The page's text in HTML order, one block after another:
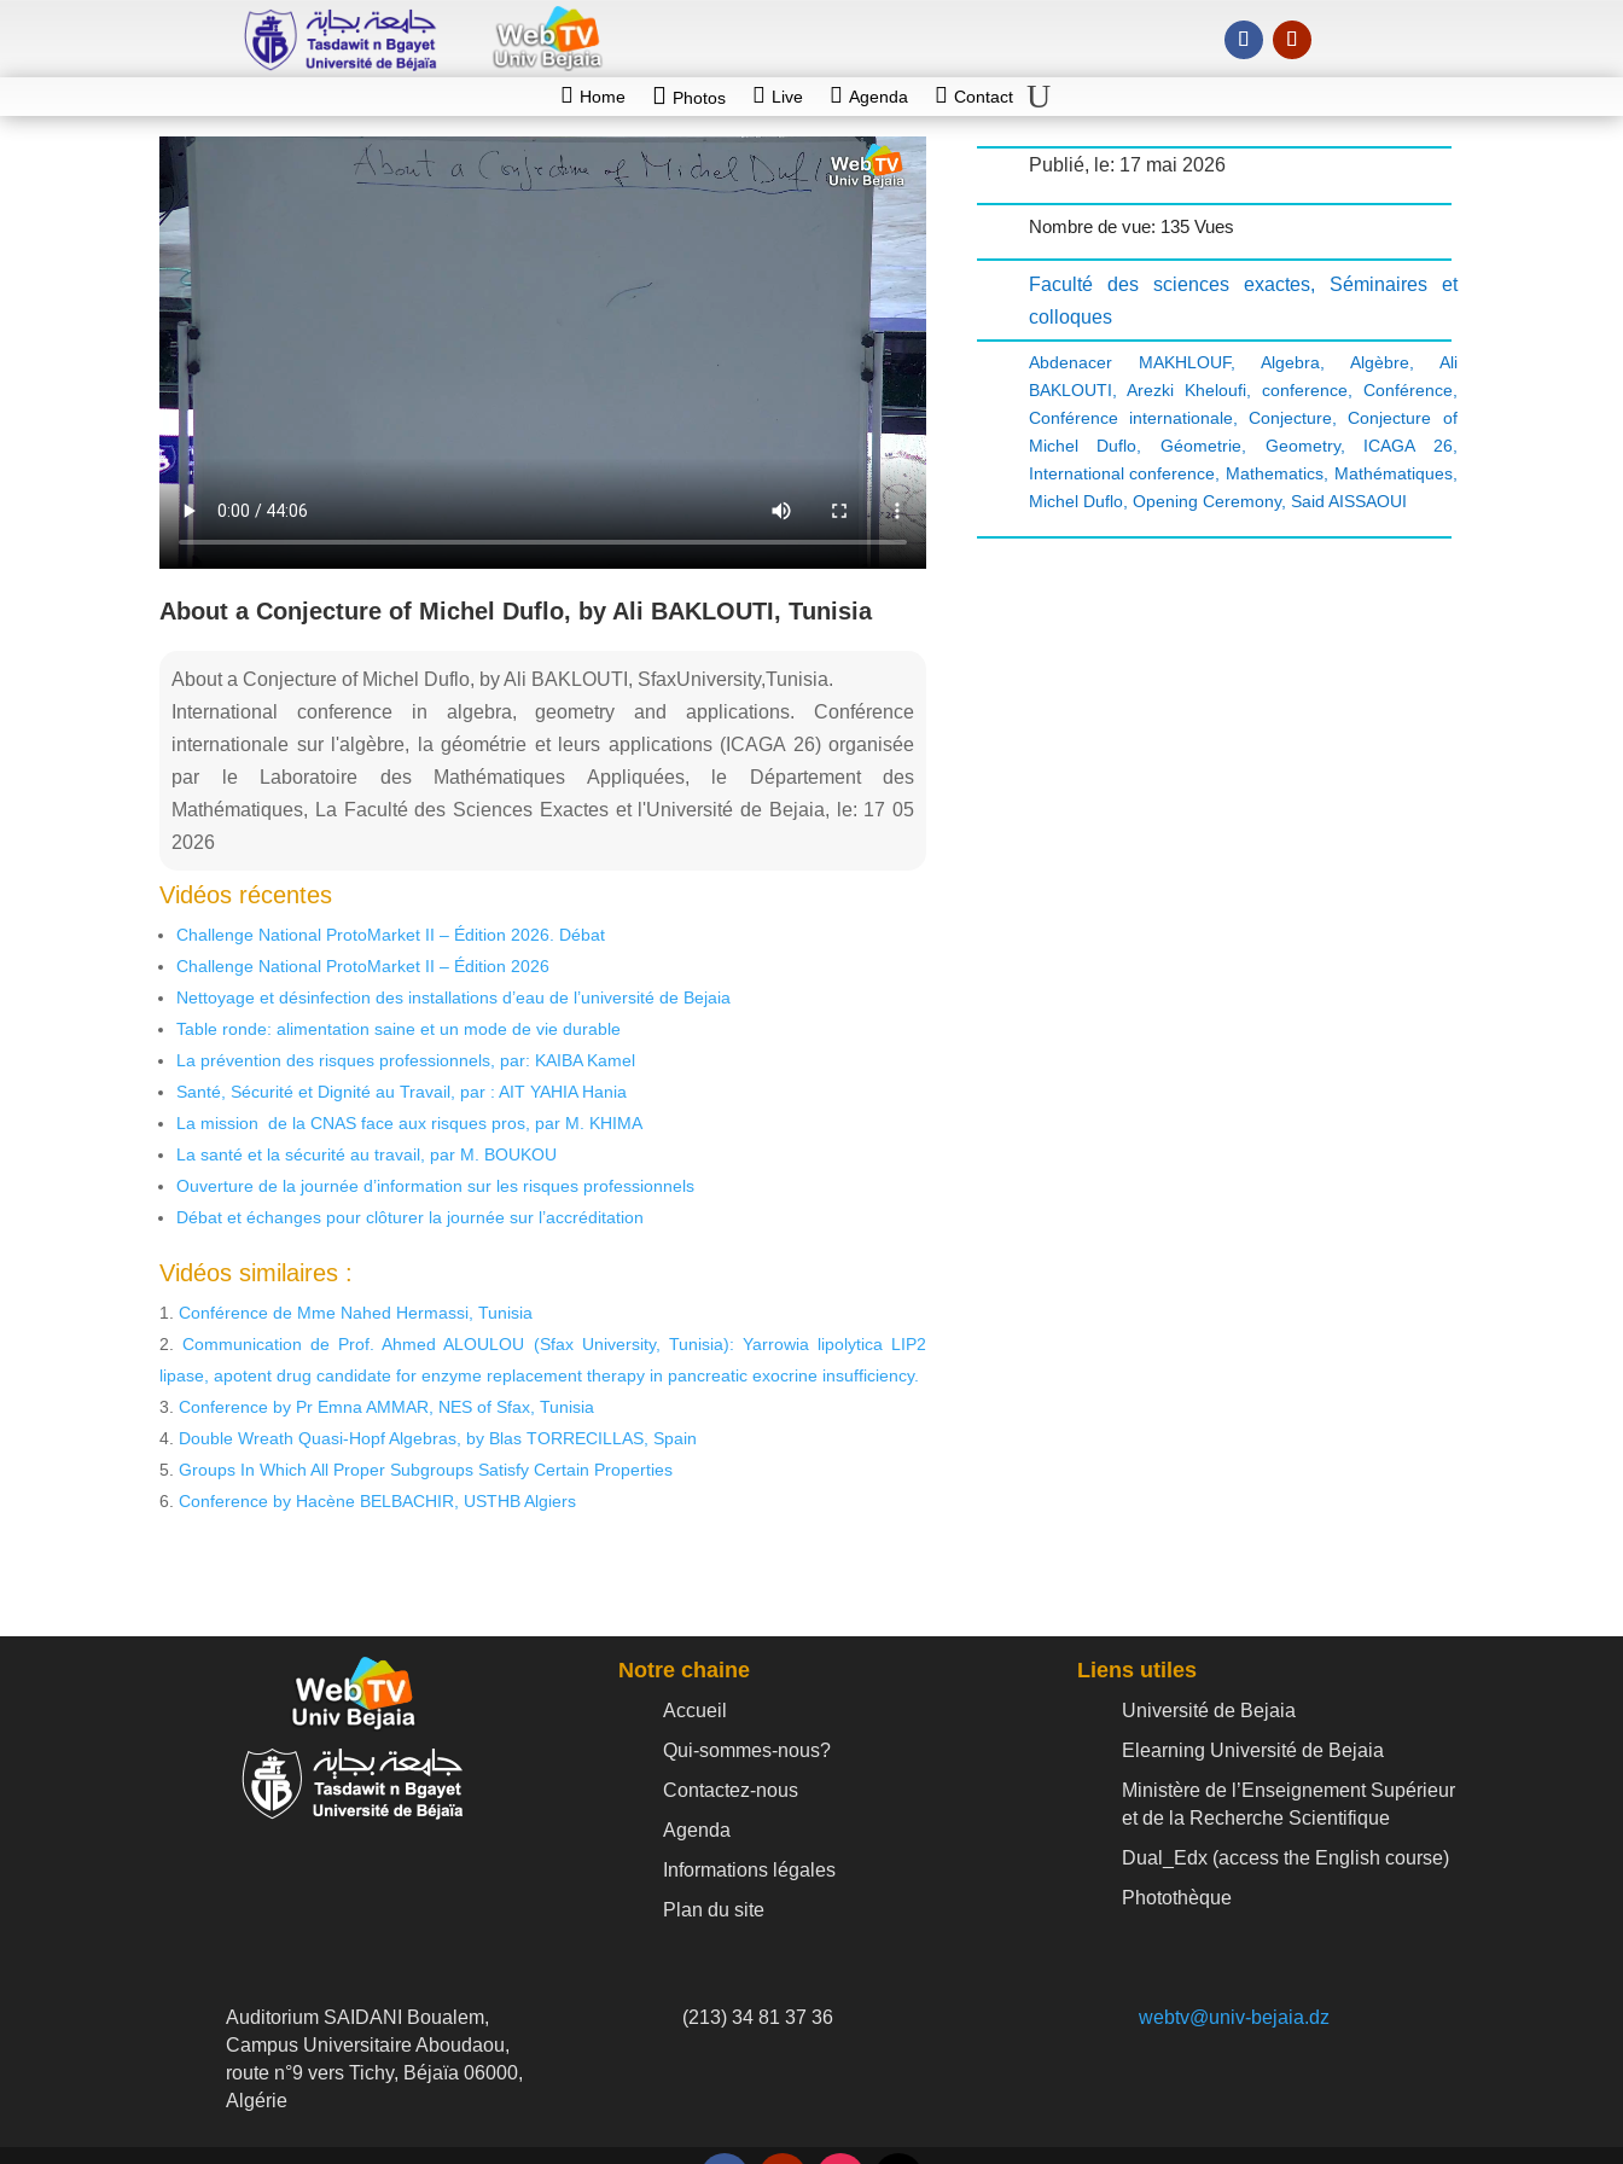
Home Photos Live Agenda Contact
About a Conjecture of Michel Duflo, by Ali BAKLOUTI, Tunisia
About a Conjecture of Michel Duflo, by Ali BAKLOUTI, SfaxUniversity,Tunisia.
International conference in algebra, geometry and applications. Conférence
internationale sur l'algèbre, la géométrie et leurs applications (ICAGA 26) organisée
par le Laboratoire des Mathématiques Appliquées, le Département des
Mathématiques, La Faculté des Sciences Exactes et l'Université de Bejaia, le: 17 05
2026
Vidéos récentes
Challenge National ProtoMarket II – Édition 2026. Débat
Challenge National ProtoMarket II – Édition 2026
Nettoyage et désinfection des installations d’eau de l’université de Bejaia
Table ronde: alimentation saine et un mode de vie durable
La prévention des risques professionnels, par: KAIBA Kamel
Santé, Sécurité et Dignité au Travail, par : AIT YAHIA Hania
La mission de la CNAS face aux risques pros, par M. KHIMA
La santé et la sécurité au travail, par M. BOUKOU
Ouverture de la journée d’information sur les risques professionnels
Débat et échanges pour clôturer la journée sur l’accréditation
Vidéos similaires :
Conférence de Mme Nahed Hermassi, Tunisia
Communication de Prof. Ahmed ALOULOU (Sfax University, Tunisia): Yarrowia lipolytica LIP2
lipase, apotent drug candidate for enzyme replacement therapy in pancreatic exocrine insufficiency.
Conference by Pr Emna AMMAR, NES of Sfax, Tunisia
Double Wreath Quasi-Hopf Algebras, by Blas TORRECILLAS, Spain
Groups In Which All Proper Subgroups Satisfy Certain Properties
Conference by Hacène BELBACHIR, USTHB Algiers
Publié, le: 17 mai 2026
Nombre de vue: 135 Vues
Faculté des sciences exactes, Séminaires et
colloques
Abdenacer MAKHLOUF, Algebra, Algèbre, Ali
BAKLOUTI, Arezki Kheloufi, conference, Conférence,
Conférence internationale,Conjecture,Conjecture of
Michel Duflo, Géometrie, Geometry, ICAGA 26,
International conference, Mathematics, Mathématiques,
Michel Duflo, Opening Ceremony, Said AISSAOUI
Notre chaine
Accueil
Qui-sommes-nous?
Contactez-nous
Agenda
Informations légales
Plan du site
Liens utiles
Université de Bejaia
Elearning Université de Bejaia
Ministère de l’Enseignement Supérieur
et de la Recherche Scientifique
Dual_Edx (access the English course)
Photothèque
Auditorium SAIDANI Boualem,
Campus Universitaire Aboudaou,
route n°9 vers Tichy, Béjaïa 06000,
Algérie
(213) 34 81 37 36 webtv@univ-bejaia.dz